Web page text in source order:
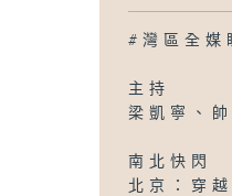
#灣區全媒
主持
梁凱寧、
南北快閃
北京：穿